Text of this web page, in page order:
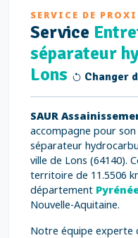
SERVICE DE
Service
séparateur
Lons
Changer
SAUR
accompagne pour
séparateur
ville de Lons (64140).
territoire de 11.5506
département
Nouvelle-Aquitaine.
Notre équipe experte